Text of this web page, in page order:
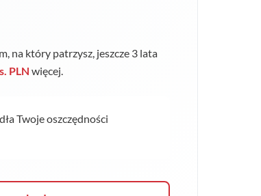
na który patrzysz, jeszcze 3 lata
PLN więcej.
Twoje oszczędności